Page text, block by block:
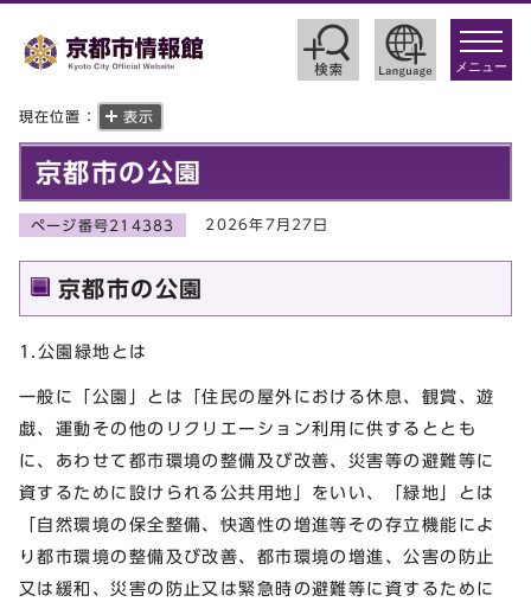
toggle
メニュー
現在位置： 表示
京都市の公園
ページ番号214383 2026年7月27日
京都市の公園
1.公園緑地とは
一般に「公園」とは「住民の屋外における休息、観賞、遊
戯、運動その他のリクリエーション利用に供するととも
に、あわせて都市環境の整備及び改善、災害等の避難等に
資するために設けられる公共用地」をいい、「緑地」とは
「自然環境の保全整備、快適性の増進等その存立機能によ
り都市環境の整備及び改善、都市環境の増進、公害の防止
又は緩和、災害の防止又は緊急時の避難等に資するために